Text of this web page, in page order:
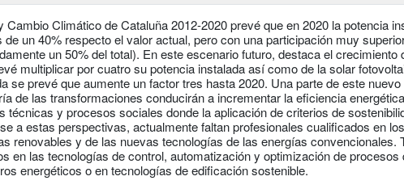
Cambio Climático de Cataluña 2012-2020 prevé que en 2020 la potencia
un 40% respecto el valor actual, pero con una participación muy
un 50% del total). En este escenario futuro, destaca el crecimiento
multiplicar por cuatro su potencia instalada así como de la solar
se prevé que aumente un factor tres hasta 2020. Una parte de este nuevo
de las transformaciones conducirán a incrementar la eficiencia
técnicas y procesos sociales donde la aplicación de criterios de
a estas perspectivas, actualmente faltan profesionales cualificados en los
renovables y de las nuevas tecnologías de las energías convencionales.
en las tecnologías de control, automatización y optimización de procesos
energéticos o en tecnologías de edificación sostenible.